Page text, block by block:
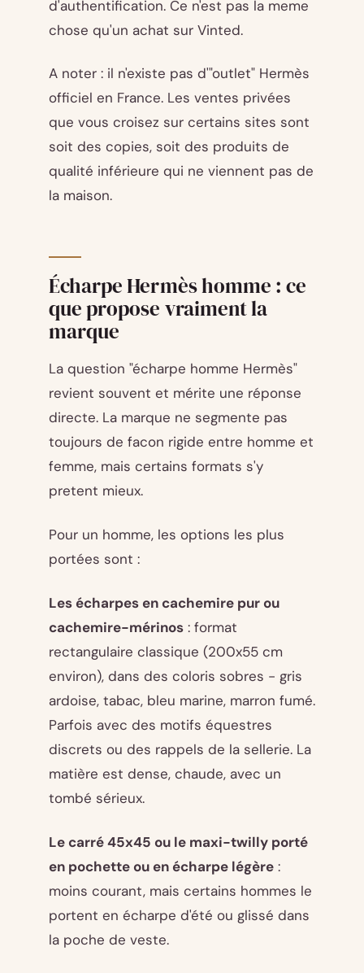
d'authentification. Ce n'est pas la meme
chose qu'un achat sur Vinted.
A noter : il n'existe pas d'"outlet" Hermès
officiel en France. Les ventes privées
que vous croisez sur certains sites sont
soit des copies, soit des produits de
qualité inférieure qui ne viennent pas de
la maison.
Écharpe Hermès homme : ce
que propose vraiment la
marque
La question "écharpe homme Hermès"
revient souvent et mérite une réponse
directe. La marque ne segmente pas
toujours de facon rigide entre homme et
femme, mais certains formats s'y
pretent mieux.
Pour un homme, les options les plus
portées sont :
Les écharpes en cachemire pur ou
cachemire-mérinos : format
rectangulaire classique (200x55 cm
environ), dans des coloris sobres - gris
ardoise, tabac, bleu marine, marron fumé.
Parfois avec des motifs équestres
discrets ou des rappels de la sellerie. La
matière est dense, chaude, avec un
tombé sérieux.
Le carré 45x45 ou le maxi-twilly porté
en pochette ou en écharpe légère :
moins courant, mais certains hommes le
portent en écharpe d'été ou glissé dans
la poche de veste.